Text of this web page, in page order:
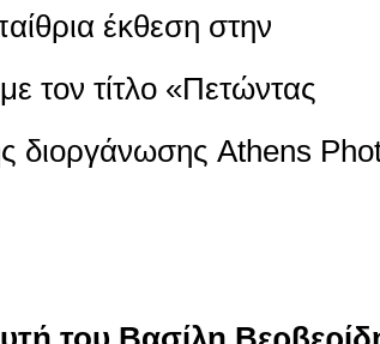
έκθεση στην
τον τίτλο «Πετώντας
διοργάνωσης Athens